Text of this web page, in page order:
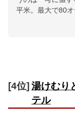
平米。最大で80
[4位] 湯けむり
テル